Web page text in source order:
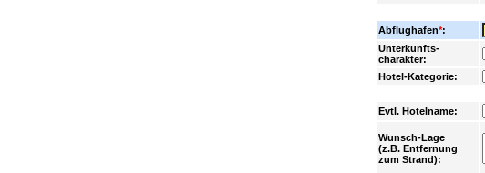
Abflughafen*:
Unterkunfts-
charakter:
Hotel-Kategorie:
Evtl. Hotelname:
Wunsch-Lage
(z.B. Entfernung
zum Strand):